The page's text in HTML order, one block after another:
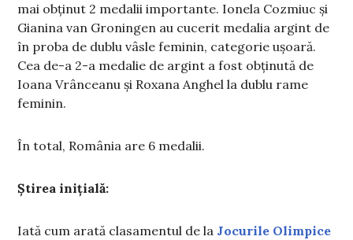
mai obținut 2 medalii importante. Ionela Cozmiuc și
Gianina van Groningen au cucerit medalia argint de
în proba de dublu vâsle feminin, categorie ușoară.
Cea de-a 2-a medalie de argint a fost obținută de
Ioana Vrânceanu și Roxana Anghel la dublu rame
feminin.
În total, România are 6 medalii.
Știrea inițială:
Iată cum arată clasamentul de la Jocurile Olimpice